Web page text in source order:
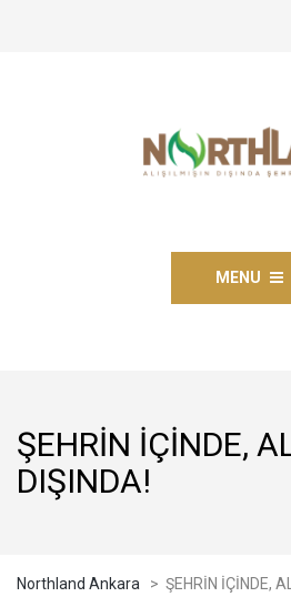
MENU
ŞEHRİN İÇİNDE,
DIŞINDA!
Northland Ankara > ŞEHRİN İÇİNDE,